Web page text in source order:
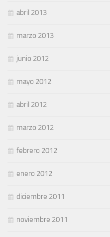
abril 2013
marzo 2013
junio 2012
mayo 2012
abril 2012
marzo 2012
febrero 2012
enero 2012
diciembre 2011
noviembre 2011